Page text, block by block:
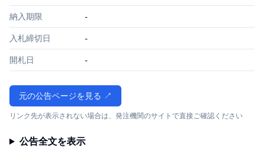
納入期限 -
入札締切日 -
開札日 -
元の公告ページを見る ↗
リンク先が表示されない場合は、発注機関のサイトで直接ご確認ください
公告全文を表示